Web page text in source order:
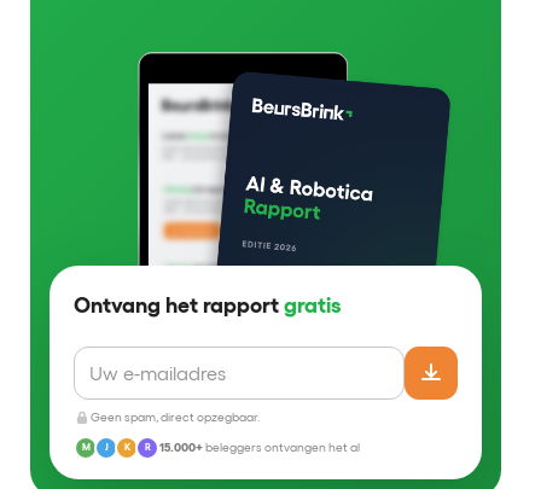
Ontvang het rapport gratis
Geen spam, direct opzegbaar.
M J K R 15.000+beleggers ontvangen het al